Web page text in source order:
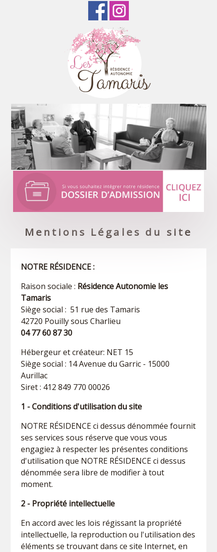
Mentions Légales du site
NOTRE RÉSIDENCE :
Raison sociale : Résidence Autonomie les
Tamaris
Siège social : 51 rue des Tamaris
42720 Pouilly sous Charlieu
04 77 60 87 30
Hébergeur et créateur: NET 15
Siège social : 14 Avenue du Garric - 15000
Aurillac
Siret : 412 849 770 00026
1 - Conditions d'utilisation du site
NOTRE RÉSIDENCE ci dessus dénommée fournit
ses services sous réserve que vous vous
engagiez à respecter les présentes conditions
d'utilisation que NOTRE RÉSIDENCE ci dessus
dénommée sera libre de modifier à tout
moment.
2 - Propriété intellectuelle
En accord avec les lois régissant la propriété
intellectuelle, la reproduction ou l'utilisation des
éléments se trouvant dans ce site Internet, en